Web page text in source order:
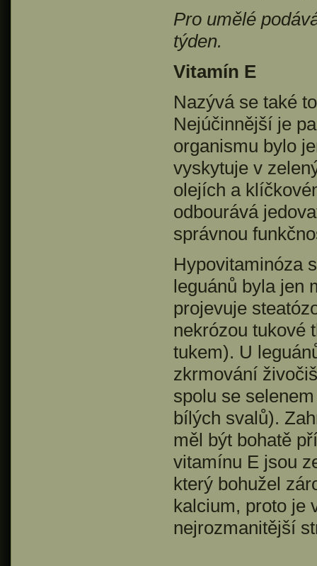
Pro umělé
týden.
Vitamín E
Nazývá se také
Nejúčinnější je
organismu bylo
vyskytuje v
olejích a
odbourává
správnou
Hypovitaminóza
leguánů byla jen
projevuje
nekrózou tukové
tukem). U
zkrmování
spolu se
bílých svalů).
měl být bohatě
vitamínu E jsou
který bohužel
kalcium, proto je
nejrozmanitější